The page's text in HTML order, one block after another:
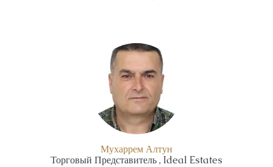
Мухаррем Алтун
Торговый Представитель , Ideal Estates